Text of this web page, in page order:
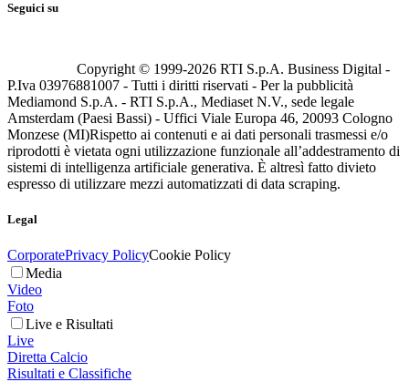
Seguici su
Copyright © 1999-2026 RTI S.p.A. Business Digital -
P.Iva 03976881007 - Tutti i diritti riservati - Per la pubblicità
Mediamond S.p.A. - RTI S.p.A., Mediaset N.V., sede legale
Amsterdam (Paesi Bassi) - Uffici Viale Europa 46, 20093 Cologno
Monzese (MI)Rispetto ai contenuti e ai dati personali trasmessi e/o
riprodotti è vietata ogni utilizzazione funzionale all’addestramento di
sistemi di intelligenza artificiale generativa. È altresì fatto divieto
espresso di utilizzare mezzi automatizzati di data scraping.
Legal
CorporatePrivacy PolicyCookie Policy
Media
Video
Foto
Live e Risultati
Live
Diretta Calcio
Risultati e Classifiche